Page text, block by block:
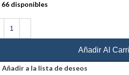
66 disponibles
Añadir Al
Añadir a la lista de deseos